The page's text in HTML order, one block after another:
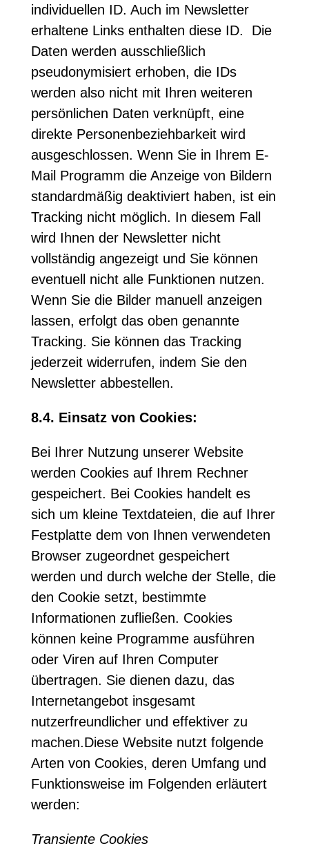
individuellen ID. Auch im Newsletter
erhaltene Links enthalten diese ID. Die
Daten werden ausschließlich
pseudonymisiert erhoben, die IDs
werden also nicht mit Ihren weiteren
persönlichen Daten verknüpft, eine
direkte Personenbeziehbarkeit wird
ausgeschlossen. Wenn Sie in Ihrem E-
Mail Programm die Anzeige von Bildern
standardmäßig deaktiviert haben, ist ein
Tracking nicht möglich. In diesem Fall
wird Ihnen der Newsletter nicht
vollständig angezeigt und Sie können
eventuell nicht alle Funktionen nutzen.
Wenn Sie die Bilder manuell anzeigen
lassen, erfolgt das oben genannte
Tracking. Sie können das Tracking
jederzeit widerrufen, indem Sie den
Newsletter abbestellen.
8.4. Einsatz von Cookies:
Bei Ihrer Nutzung unserer Website
werden Cookies auf Ihrem Rechner
gespeichert. Bei Cookies handelt es
sich um kleine Textdateien, die auf Ihrer
Festplatte dem von Ihnen verwendeten
Browser zugeordnet gespeichert
werden und durch welche der Stelle, die
den Cookie setzt, bestimmte
Informationen zufließen. Cookies
können keine Programme ausführen
oder Viren auf Ihren Computer
übertragen. Sie dienen dazu, das
Internetangebot insgesamt
nutzerfreundlicher und effektiver zu
machen.Diese Website nutzt folgende
Arten von Cookies, deren Umfang und
Funktionsweise im Folgenden erläutert
werden:
Transiente Cookies